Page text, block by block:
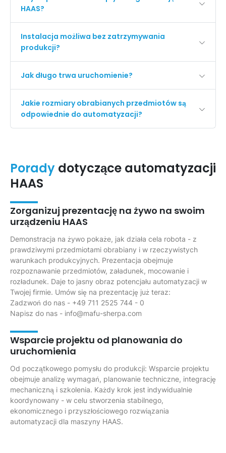
HAAS?
Instalacja możliwa bez zatrzymywania
produkcji?
Jak długo trwa uruchomienie?
Jakie rozmiary obrabianych przedmiotów są
odpowiednie do automatyzacji?
Porady dotyczące automatyzacji
HAAS
Zorganizuj prezentację na żywo na swoim
urządzeniu HAAS
Demonstracja na żywo pokaże, jak działa cela robota - z
prawdziwymi przedmiotami obrabiany i w rzeczywistych
warunkach produkcyjnych. Prezentacja obejmuje
rozpoznawanie przedmiotów, załadunek, mocowanie i
rozładunek. Daje to jasny obraz potencjału automatyzacji w
Twojej firmie. Umów się na prezentację już teraz:
Zadzwoń do nas - +49 711 2525 744 - 0
Napisz do nas - info@mafu-sherpa.com
Wsparcie projektu od planowania do
uruchomienia
Od początkowego pomysłu do produkcji: Wsparcie projektu
obejmuje analizę wymagań, planowanie techniczne, integrację
mechaniczną i szkolenia. Każdy krok jest indywidualnie
koordynowany - w celu stworzenia stabilnego,
ekonomicznego i przyszłościowego rozwiązania
automatyzacji dla maszyny HAAS.